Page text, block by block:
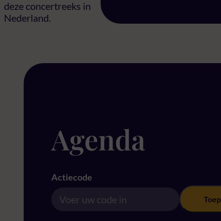
deze concertreeks in
Nederland.
Agenda
Actiecode